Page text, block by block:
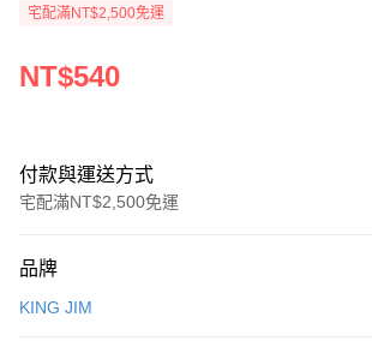
宅配滿NT$2,500免運
NT$540
付款與運送方式
宅配滿NT$2,500免運
信用卡一次付款
品牌
KING JIM